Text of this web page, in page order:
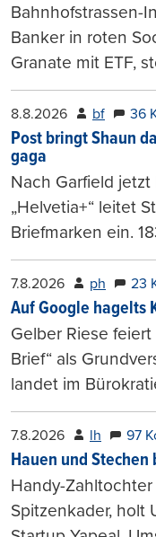
Bahnhofstrassen-
Banker in roten
Granate mit ETF,
8.8.2026 bf 36
Post bringt Shaun
gaga
Nach Garfield
„Helvetia+“ leitet
Briefmarken ein.
7.8.2026 ph 23
Auf Google hagelts
Gelber Riese
Brief“ als
landet im
7.8.2026 lh 97
Hauen und
Handy-
Spitzenkader, holt